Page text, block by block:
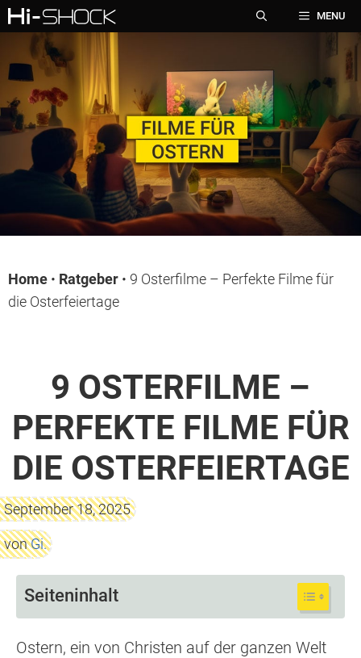
Zum
Inhalt
springen
MENU
Home • Ratgeber • 9 Osterfilme – Perfekte Filme für
die Osterfeiertage
9 OSTERFILME –
PERFEKTE FILME FÜR
DIE OSTERFEIERTAGE
September 18, 2025
vonGi.
Seiteninhalt
Ostern, ein von Christen auf der ganzen Welt